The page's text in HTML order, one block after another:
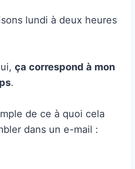
lundi à deux heures
ça correspond à mon
.
de ce à quoi cela
dans un e-mail :